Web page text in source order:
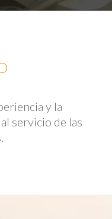
y la
servicio de las